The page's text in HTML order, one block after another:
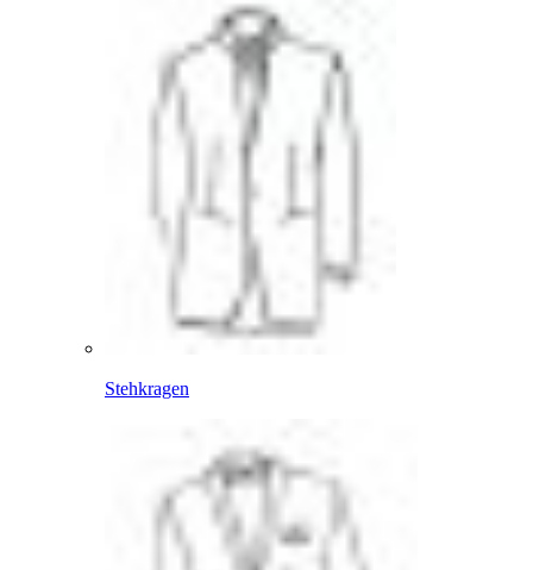
Stehkragen